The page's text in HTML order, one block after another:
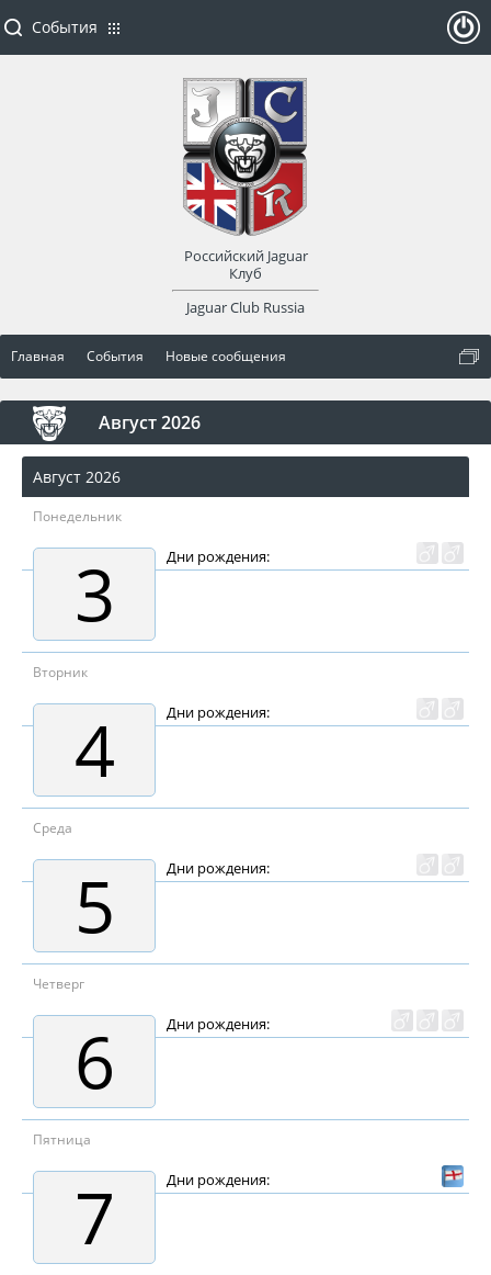
Главная События Новые сообщения
Август 2026
Август 2026
Понедельник
3 Дни рождения:
Вторник
4 Дни рождения:
Среда
5 Дни рождения:
Четверг
6 Дни рождения:
Пятница
7 Дни рождения:
События
Российский Jaguar
Клуб
Jaguar Club Russia
оват